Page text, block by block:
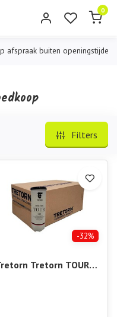
0
buiten openingstijden
Filters
-32%
Tretorn TOUR